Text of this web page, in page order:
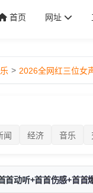
首页 网址
> 2026全网红三位女
闻 经济 音乐
首动听+首首伤感+首首